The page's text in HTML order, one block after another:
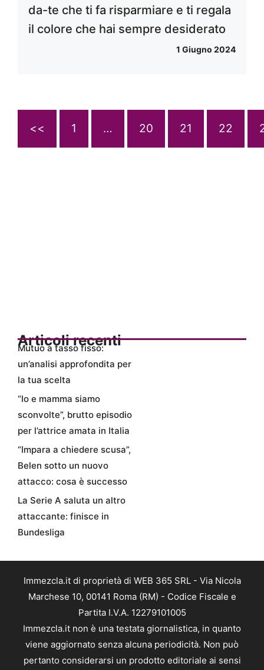
da-te che ti fa risparmiare e ti regala
il colore che hai sempre desiderato
1 Giugno 2024
<< 1 … 20 21 22
Articoli recenti
Mutuo a tasso fisso:
un’analisi approfondita per
la tua scelta
“Io e mamma siamo
sconvolte”, brutto episodio
per l’attrice amata in Italia
“Impara a chiedere scusa”,
Belen sotto un nuovo
attacco: cosa è successo
La Serie A saluta un altro
attaccante: finisce in
Bundesliga
Immezcla.it di proprietà di WEB 365 SRL - Via Nicola
Marchese 10, 00141 Roma (RM) - Codice Fiscale e
Partita I.V.A. 12279101005
Immezcla.it non è una testata giornalistica, in quanto
viene aggiornato senza alcuna periodicità. Non può
pertanto considerarsi un prodotto editoriale ai sensi